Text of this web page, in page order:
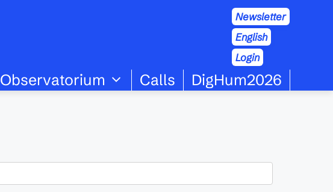
Newsletter
English
Login
Observatorium Calls DigHum2026